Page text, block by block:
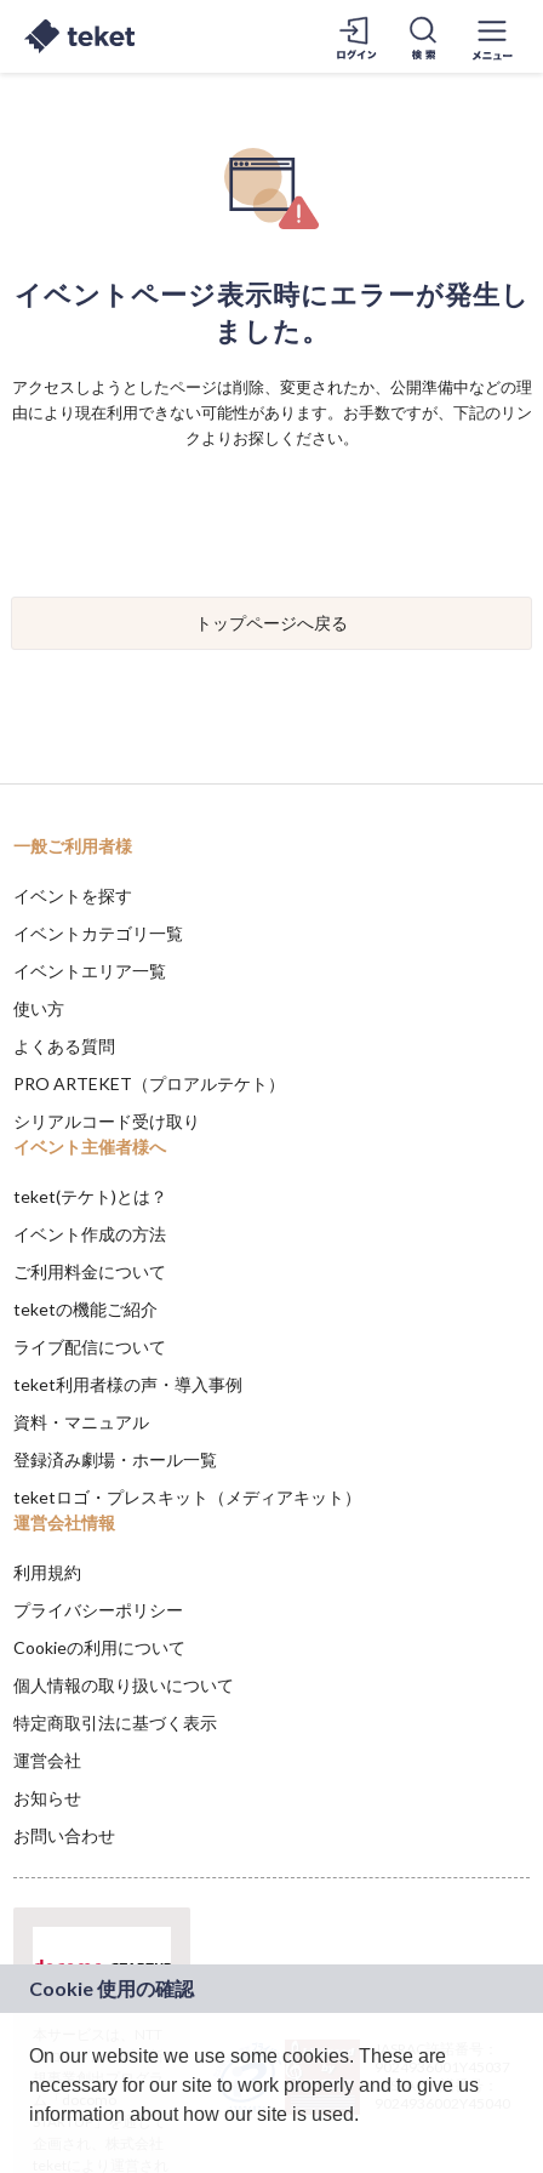
イベントページ表示時にエラーが発生し
ました。
アクセスしようとしたページは削除、変更されたか、公開準備中などの理
由により現在利用できない可能性があります。お手数ですが、下記のリン
クよりお探しください。
トップページへ戻る
一般ご利用者様
イベントを探す
イベントカテゴリ一覧
イベントエリア一覧
使い方
よくある質問
PRO ARTEKET（プロアルテケト）
シリアルコード受け取り
イベント主催者様へ
teket(テケト)とは？
イベント作成の方法
ご利用料金について
teketの機能ご紹介
ライブ配信について
teket利用者様の声・導入事例
資料・マニュアル
登録済み劇場・ホール一覧
teketロゴ・プレスキット（メディアキット）
運営会社情報
利用規約
プライバシーポリシー
Cookieの利用について
個人情報の取り扱いについて
特定商取引法に基づく表示
運営会社
お知らせ
お問い合わせ
ドコモグループの新
規事業創出プログラ
ム「docomo
STARTUP」を通じて
JASRAC許諾番号：
9024936001Y45037
JASRAC許諾番号：
On our website we use some cookies. These are
necessary for our site to work properly and to give us
information about how our site is used.